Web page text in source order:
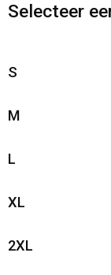
Selecteer
S
M
L
XL
2XL